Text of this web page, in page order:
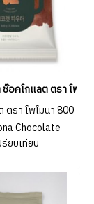
900g. (ยกลัง
อคโกแลต ตรา โพโม
รา โพโมนา 800
Chocolate
800 g.
รียบเทียบ